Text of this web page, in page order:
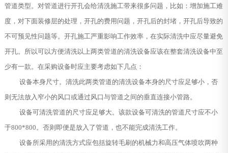
管道类型。对管道进行开孔会给清洗施工带来很多问题，比如：增加施工难
度，对下面装修层的处理，开孔的费用问题，开孔后的封堵，开孔后导致的
不可预见性问题等。开孔施工严重影响工作效率，在实际清洗中应尽量避免
开孔。所以可以方便清洗以上两类管道的清洗设备应该在整套清洗设备中至
少有一款。在采购设备时应主要考虑如下几点：
设备本身尺寸。清洗此两类管道的清洗设备本身的尺寸应足够小，否
则无法放入窄小的风口或通过风口与管道之间的垂直连接小管路。
设备可清洗管道的尺寸应足够大。该款设备可清洗的管道尺寸应不小
于800*800。否则即便是放入了管道，也不能完成清洗工作。
设备所采用的清洗方式应包括旋转毛刷的机械力和高压气体喷吹两种